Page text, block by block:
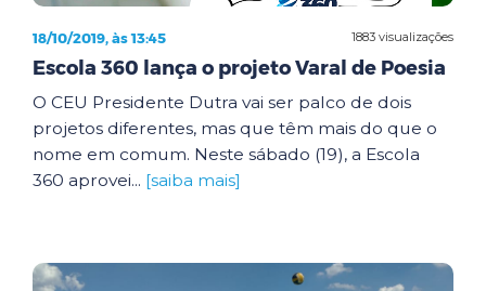
1883 visualizações
18/10/2019, às 13:45
Escola 360 lança o projeto Varal de Poesia
O CEU Presidente Dutra vai ser palco de dois
projetos diferentes, mas que têm mais do que o
nome em comum. Neste sábado (19), a Escola
360 aprovei... [saiba mais]